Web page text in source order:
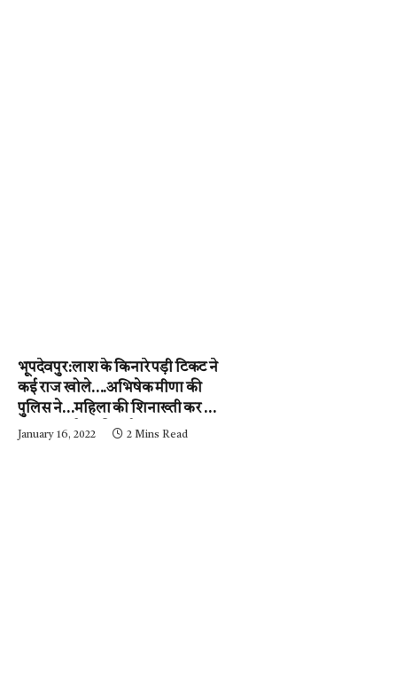
भूपदेवपुर:लाश के किनारे पड़ी टिकट ने
कई राज खोले….अभिषेक मीणा की
पुलिस ने…महिला की शिनाख्ती कर ली.
….अब आरोपी की गर्दन तक जल्द ही
January 16, 2022 2 Mins Read